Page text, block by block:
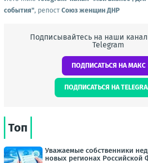
события", репостСоюз женщин ДНР
Подписывайтесь на наши
Telegram
ПОДПИСАТЬСЯ НА МАКС
ПОДПИСАТЬСЯ НА
Топ
Уважаемые собственники
новых регионах Российской